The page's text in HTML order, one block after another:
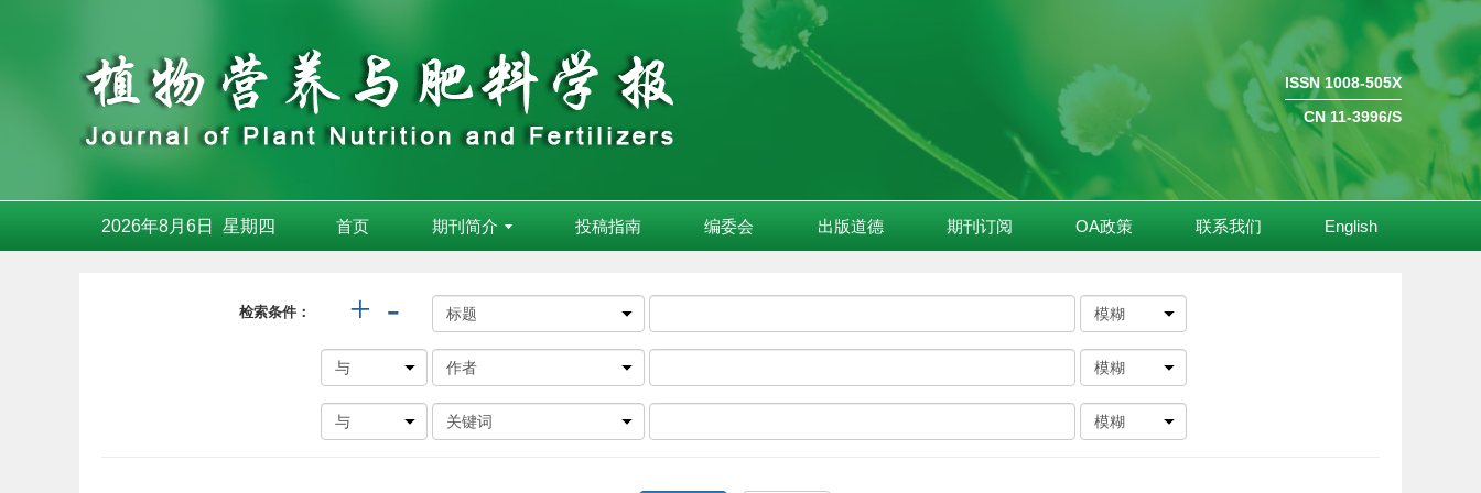
ISSN 1008-505X
CN 11-3996/S
2026年8月6日 星期 四 首页 期刊简介 投稿指南 编委会 出版道德 期刊订阅 OA政策 联系我们 English
检索条件： + -